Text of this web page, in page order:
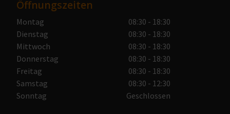
Öffnungszeiten
Montag
08:30 - 18:30
Dienstag
08:30 - 18:30
Mittwoch
08:30 - 18:30
Donnerstag
08:30 - 18:30
Freitag
08:30 - 18:30
Samstag
08:30 - 12:30
Sonntag
Geschlossen